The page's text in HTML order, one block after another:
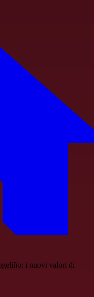
i nuovi valori di